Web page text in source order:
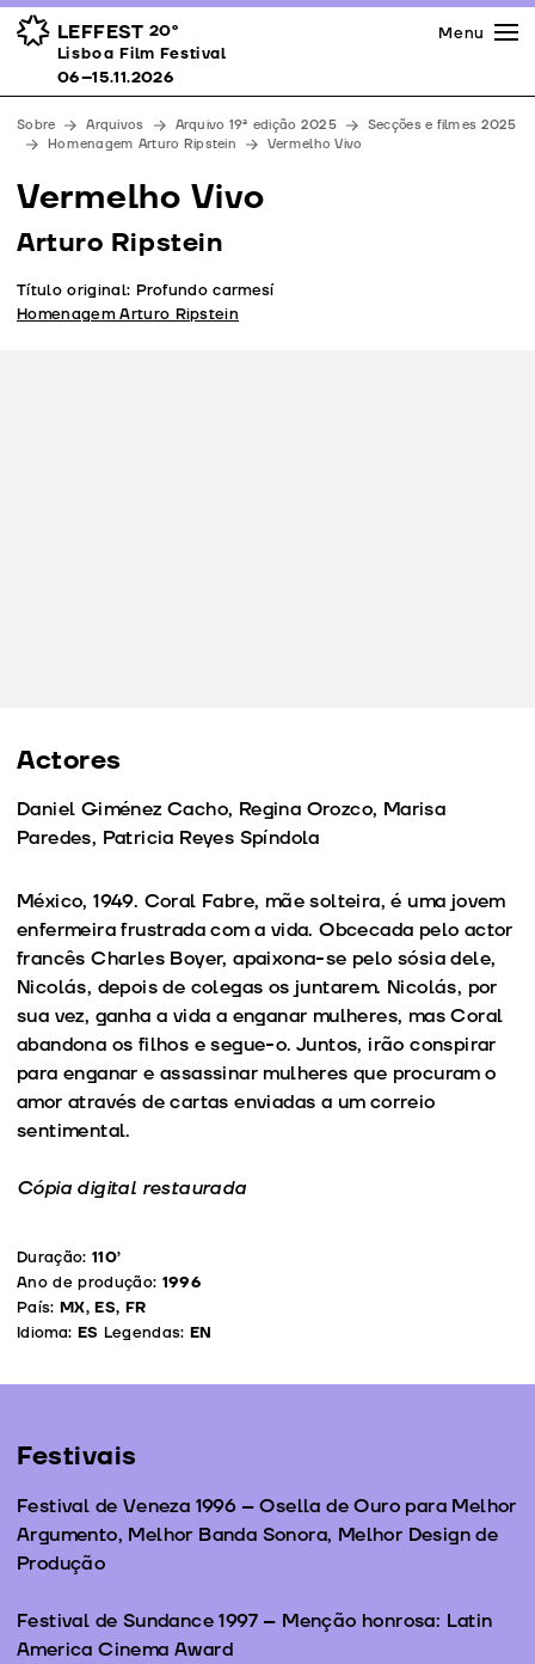
LEFFEST 20º
Lisboa Film Festival 06–15.11.2026
Prémios
Espaços
Apoios
Equipa
Downloads
Contactos
Menu
Lisboa Film Festival
06–15.11.2026
Sobre Arquivos Arquivo 19ª edição 2025
Secções e filmes 2025
Homenagem Arturo Ripstein
Vermelho Vivo
Vermelho Vivo
Arturo Ripstein
Título original: Profundo carmesí
Homenagem Arturo Ripstein
Actores
Daniel Giménez Cacho, Regina Orozco, Marisa
Paredes, Patricia Reyes Spíndola
México, 1949. Coral Fabre, mãe solteira, é uma jovem
enfermeira frustrada com a vida. Obcecada pelo actor
francês Charles Boyer, apaixona-se pelo sósia dele,
Nicolás, depois de colegas os juntarem. Nicolás, por
sua vez, ganha a vida a enganar mulheres, mas Coral
abandona os filhos e segue-o. Juntos, irão conspirar
para enganar e assassinar mulheres que procuram o
amor através de cartas enviadas a um correio
sentimental.
Cópia digital restaurada
Duração: 110’
Ano de produção: 1996
País: MX, ES, FR
Idioma: ES Legendas: EN
Festivais
Festival de Veneza 1996 – Osella de Ouro para Melhor
Argumento, Melhor Banda Sonora, Melhor Design de
Produção
Festival de Sundance 1997 – Menção honrosa: Latin
America Cinema Award